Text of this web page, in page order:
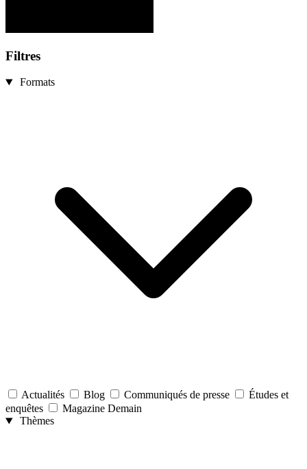
Filtres
Formats
Actualités Blog Communiqués de presse
Études et
enquêtes
Magazine Demain
Thèmes